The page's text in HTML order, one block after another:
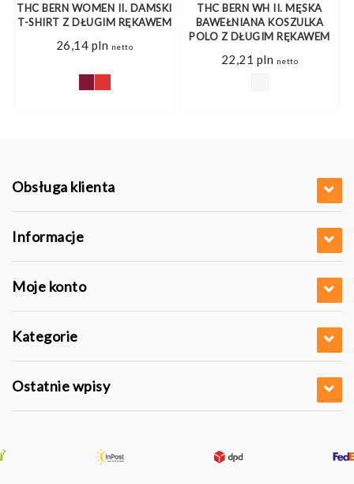
THC BERN WOMEN II. DAMSKI
T-SHIRT Z DŁUGIM RĘKAWEM
26,14 pln netto
THC BERN WH II. MĘSKA
BAWEŁNIANA KOSZULKA
POLO Z DŁUGIM RĘKAWEM
22,21 pln netto
Obsługa klienta
Informacje
Moje konto
Kategorie
Ostatnie wpisy